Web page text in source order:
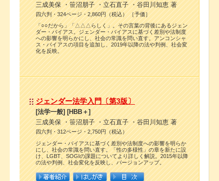
三成美保 ・笹沼朋子 ・立石直子 ・谷田川知恵 著
四六判・324ページ・2,860円（税込） ［予価］
「○○だから」「△△△らしく」。その言葉の背後にあるジェン
ダー・バイアス。ジェンダー・バイアスに基づく差別や法制度
への影響を明らかにし、社会の常識を問い直す。アンコンシャ
ス・バイアスの項目を追加し、2019年以降の法や判例、社会変
化を反映。
ジェンダー法学入門〔第3版〕
[法学一般] [HBB＋]
三成美保 ・笹沼朋子 ・立石直子 ・谷田川知恵 著
四六判・312ページ・2,750円（税込）
ジェンダー・バイアスに基づく差別や法制度への影響を明らか
にし、社会の常識を問い直す。「性の多様性」の章を新たに設
け、LGBT、SOGIの課題についてより詳しく解説。2015年以降
の法や判例、社会変化を反映し、バージョンアップ。